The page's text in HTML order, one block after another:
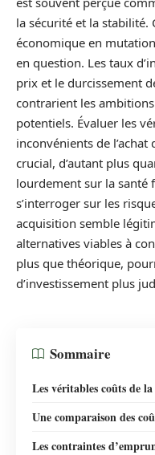
la sécurité et la stabilité.
économique en
en question. Les taux
prix et le durcissement
contrarient les
potentiels. Évaluer les
inconvénients de
crucial, d’autant plus
lourdement sur la santé
s’interroger sur les
acquisition semble
alternatives viables à
plus que théorique,
d’investissement plus
Sommaire
Les véritables coûts de
Une comparaison des
Les contraintes